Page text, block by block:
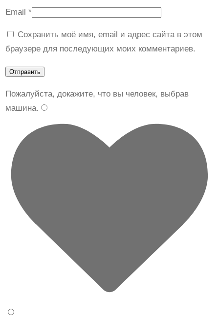
Email *
Сохранить моё имя, email и адрес сайта в этом
браузере для последующих моих комментариев.
Пожалуйста, докажите, что вы человек, выбрав
машина.